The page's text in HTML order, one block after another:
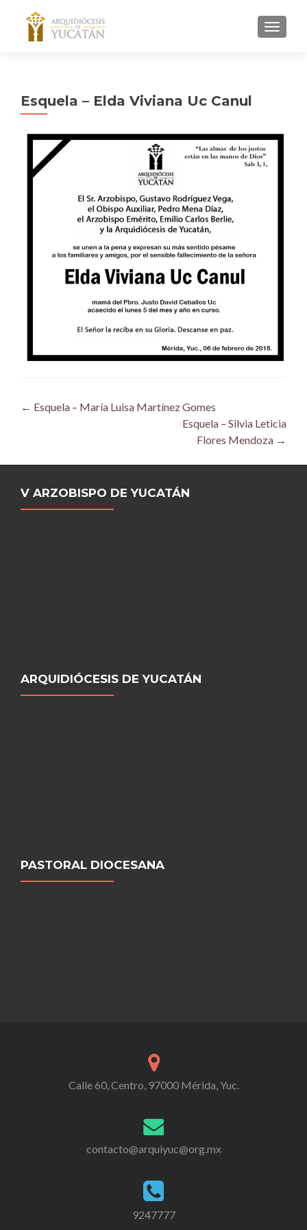
MENU
Esquela – Elda Viviana Uc Canul
Post
← Esquela – María Luisa Martínez Gomes
Esquela – Silvia Leticia
Flores Mendoza →
V ARZOBISPO DE YUCATÁN
ARQUIDIÓCESIS DE YUCATÁN
PASTORAL DIOCESANA
Calle 60, Centro, 97000 Mérida, Yuc.
contacto@arquiyuc@org.mx
9247777